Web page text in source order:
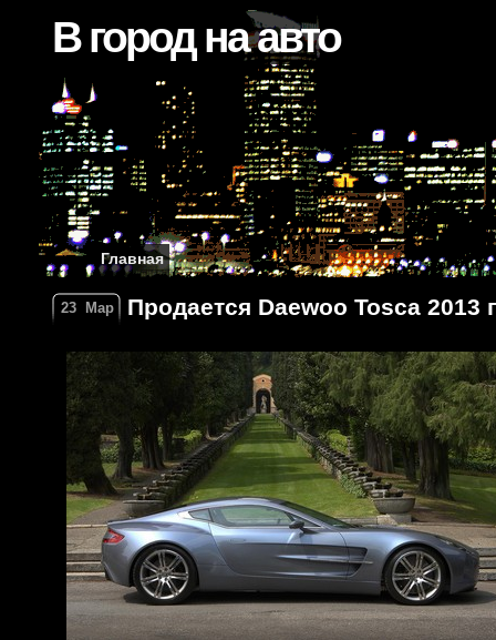
В город на авто
Главная
23 Мар Продается Daewoo Tosca 2013